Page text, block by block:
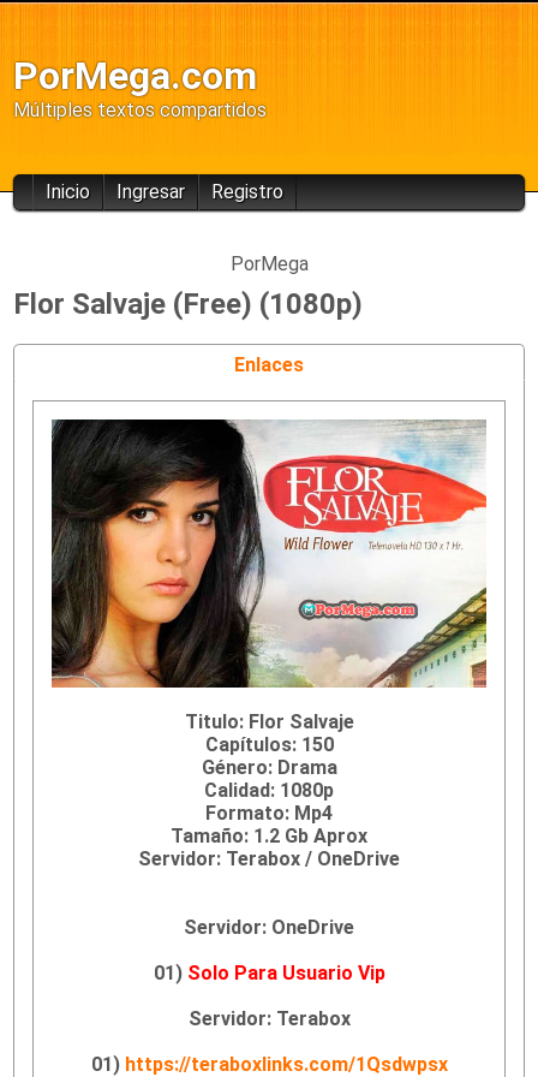
PorMega.com
Múltiples textos compartidos
Inicio Ingresar Registro
PorMega
Flor Salvaje (Free) (1080p)
Enlaces
Titulo: Flor Salvaje
Capítulos: 150
Género: Drama
Calidad: 1080p
Formato: Mp4
Tamaño: 1.2 Gb Aprox
Servidor: Terabox / OneDrive
Servidor: OneDrive
01) Solo Para Usuario Vip
Servidor: Terabox
01) https://teraboxlinks.com/1Qsdwpsx